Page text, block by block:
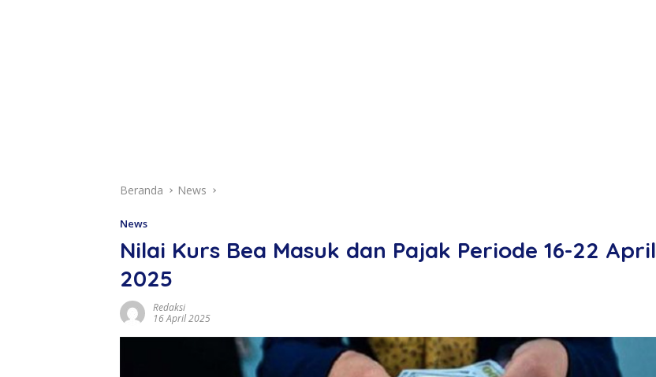
Beranda News
News
Nilai Kurs Bea Masuk dan Pajak Periode 16-22 April
2025
Redaksi
16 April 2025